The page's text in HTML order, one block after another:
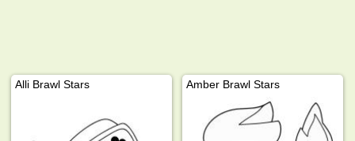
Alli Brawl Stars Amber Brawl Stars